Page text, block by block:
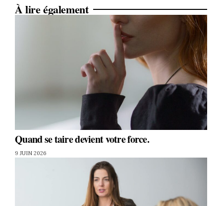
À lire également
Quand se taire devient votre force.
9 JUIN 2026